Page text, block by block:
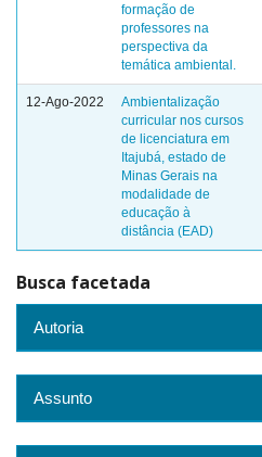
formação de
professores na
perspectiva da
temática ambiental.
12-Ago-2022
Ambientalização
curricular nos cursos
de licenciatura em
Itajubá, estado de
Minas Gerais na
modalidade de
educação à
distância (EAD)
Busca facetada
Autoria
Assunto